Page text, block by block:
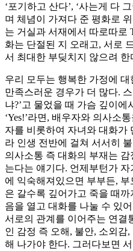
‘포기하고 산다’, ‘사는게 다
며 체념이 가져다 준 평화로
는 거실과 서재에서 따로따로
화는 단절된 지 오래고, 서로
서 최대한 부딪치지 않으려 한
우리 모두는 행복한 가정에
만족스러운 경우가 더 많다.
냐?’고 물었을 때 가슴 깊이
‘Yes!’라면, 배우자와 의사소
자를 비롯하여 자녀와 대화가
라 인생 전반에 걸쳐 서서히
의사소통 즉 대화의 부재는
는다는 얘기다. 언제부턴가
에 익숙해져있으면 부부든,
은 갈수록 깊어가고 죽을 때
음을 열고 대화를 나눌 수 있
서로의 관계를 이어주는 연결
인 감정 즉 오해, 불안, 소외감
해 나가야 한다. 그러다보면